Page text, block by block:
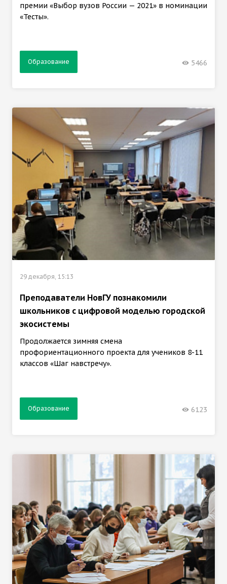
премии «Выбор вузов России — 2021» в номинации
«Тесты».
Образование 5466
29 декабря, 15:13
Преподаватели НовГУ познакомили
школьников с цифровой моделью городской
экосистемы
Продолжается зимняя смена
профориентационного проекта для учеников 8-11
классов «Шаг навстречу».
Образование 6123